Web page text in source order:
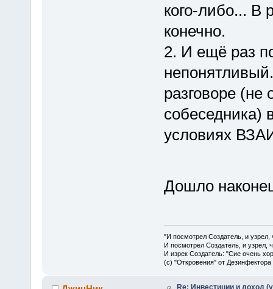
кого-либо... В
конечно.
2. И ещё раз
разговоре (не
условиях
Дошло
"И посмотрел Создатель, и
И посмотрел Создатель, и узрел,
И изрек Создатель: "Сие очень
(с) "Откровения" от Дезинфектора
Re: Инвестиции и доход